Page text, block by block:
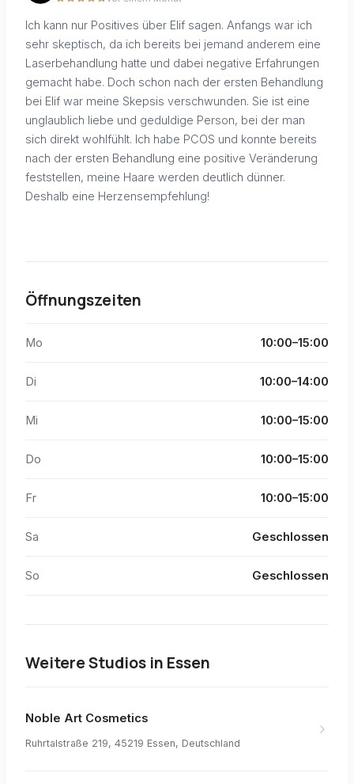
Ich kann nur Positives über Elif sagen. Anfangs war ich
sehr skeptisch, da ich bereits bei jemand anderem eine
Laserbehandlung hatte und dabei negative Erfahrungen
gemacht habe. Doch schon nach der ersten Behandlung
bei Elif war meine Skepsis verschwunden. Sie ist eine
unglaublich liebe und geduldige Person, bei der man
sich direkt wohlfühlt. Ich habe PCOS und konnte bereits
nach der ersten Behandlung eine positive Veränderung
feststellen, meine Haare werden deutlich dünner.
Deshalb eine Herzensempfehlung!
Öffnungszeiten
Mo 10:00–15:00
Di 10:00–14:00
Mi 10:00–15:00
Do 10:00–15:00
Fr 10:00–15:00
Sa Geschlossen
So Geschlossen
Weitere Studios in Essen
Noble Art Cosmetics
Ruhrtalstraße 219, 45219 Essen, Deutschland